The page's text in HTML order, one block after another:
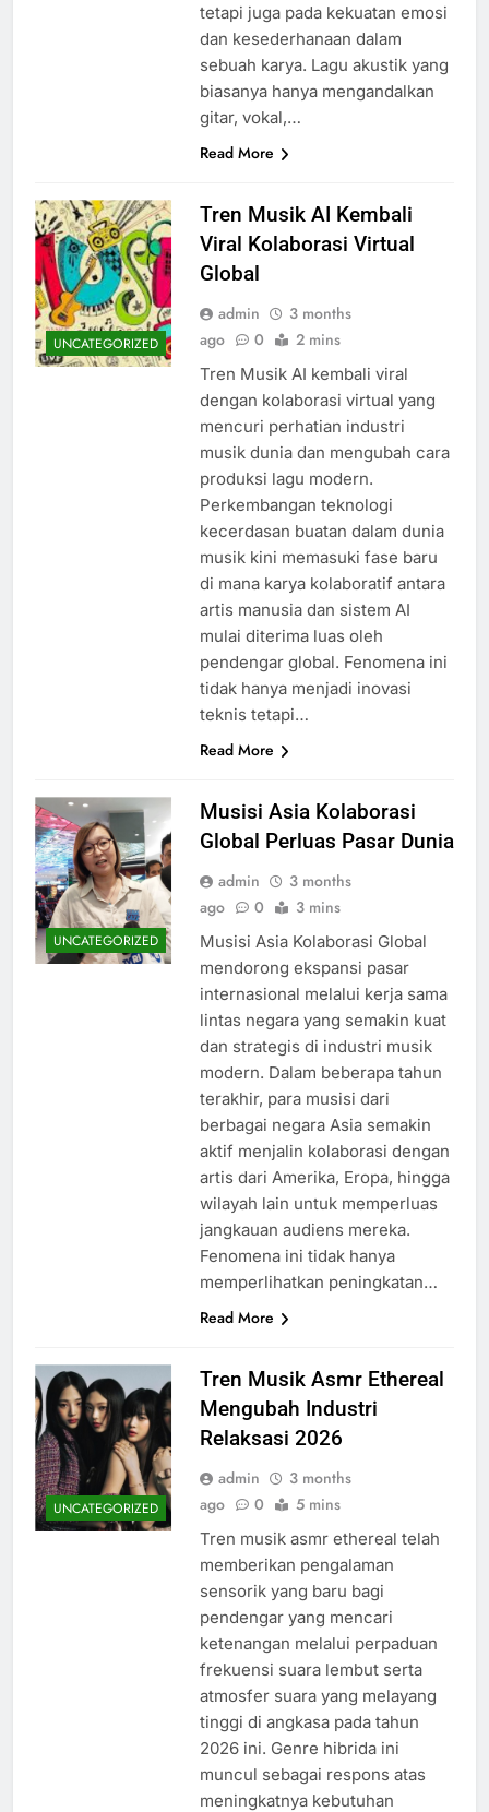
tetapi juga pada kekuatan emosi
dan kesederhanaan dalam
sebuah karya. Lagu akustik yang
biasanya hanya mengandalkan
gitar, vokal,…
Read More
UNCATEGORIZED
Tren Musik AI Kembali
Viral Kolaborasi Virtual
Global
admin
3 months
ago
0 2 mins
Tren Musik AI kembali viral
dengan kolaborasi virtual yang
mencuri perhatian industri
musik dunia dan mengubah cara
produksi lagu modern.
Perkembangan teknologi
kecerdasan buatan dalam dunia
musik kini memasuki fase baru
di mana karya kolaboratif antara
artis manusia dan sistem AI
mulai diterima luas oleh
pendengar global. Fenomena ini
tidak hanya menjadi inovasi
teknis tetapi…
Read More
UNCATEGORIZED
Musisi Asia Kolaborasi
Global Perluas Pasar Dunia
admin
3 months
ago
0 3 mins
Musisi Asia Kolaborasi Global
mendorong ekspansi pasar
internasional melalui kerja sama
lintas negara yang semakin kuat
dan strategis di industri musik
modern. Dalam beberapa tahun
terakhir, para musisi dari
berbagai negara Asia semakin
aktif menjalin kolaborasi dengan
artis dari Amerika, Eropa, hingga
wilayah lain untuk memperluas
jangkauan audiens mereka.
Fenomena ini tidak hanya
memperlihatkan peningkatan…
Read More
UNCATEGORIZED
Tren Musik Asmr Ethereal
Mengubah Industri
Relaksasi 2026
admin
3 months
ago
0 5 mins
Tren musik asmr ethereal telah
memberikan pengalaman
sensorik yang baru bagi
pendengar yang mencari
ketenangan melalui perpaduan
frekuensi suara lembut serta
atmosfer suara yang melayang
tinggi di angkasa pada tahun
2026 ini. Genre hibrida ini
muncul sebagai respons atas
meningkatnya kebutuhan